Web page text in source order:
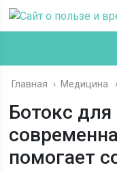
Главная › Медицина
Ботокс
помогает